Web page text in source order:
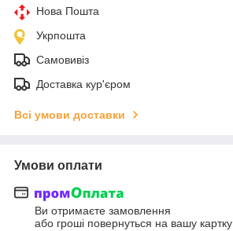
Нова Пошта
Укрпошта
Самовивіз
Доставка кур'єром
Всі умови доставки
Умови оплати
Ви отримаєте замовлення
або гроші повернуться на вашу картку